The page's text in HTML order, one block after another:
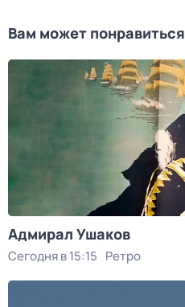
Вам может понравиться
Адмирал Ушаков
Сегодня в 15:15 Ретро